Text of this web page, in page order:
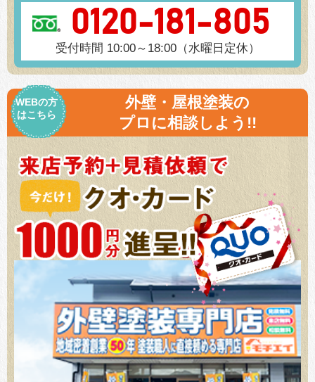
0120-181-805
受付時間 10:00～18:00（水曜日定休）
WEBの方
はこちら
外壁・屋根塗装の
プロに相談しよう!!